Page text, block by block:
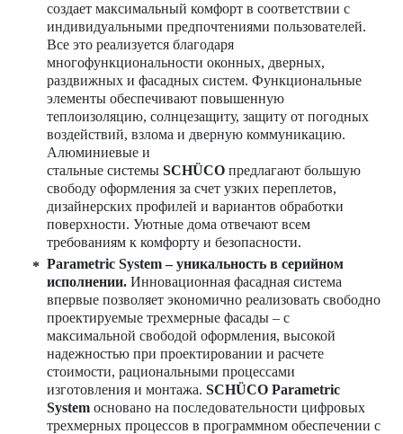
создает максимальный комфорт в соответствии с
индивидуальными предпочтениями пользователей.
Все это реализуется благодаря
многофункциональности оконных, дверных,
раздвижных и фасадных систем. Функциональные
элементы обеспечивают повышенную
теплоизоляцию, солнцезащиту, защиту от погодных
воздействий, взлома и дверную коммуникацию.
Алюминиевые и
стальные системы SCHÜCO предлагают большую
свободу оформления за счет узких переплетов,
дизайнерских профилей и вариантов обработки
поверхности. Уютные дома отвечают всем
требованиям к комфорту и безопасности.
Parametric System – уникальность в серийном
исполнении. Инновационная фасадная система
впервые позволяет экономично реализовать свободно
проектируемые трехмерные фасады – с
максимальной свободой оформления, высокой
надежностью при проектировании и расчете
стоимости, рациональными процессами
изготовления и монтажа. SCHÜCO Parametric
System основано на последовательности цифровых
трехмерных процессов в программном обеспечении с